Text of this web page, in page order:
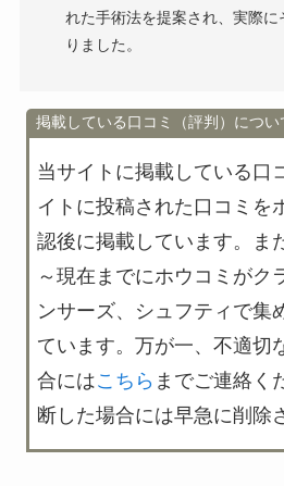
れた手術法を提案され、実際に
りました。
掲載している口コミ（評判）につい
当サイトに掲載している口
イトに投稿された口コミを
認後に掲載 しています。ま
～現在までにホウコミがク
ンサーズ、シュフティで集
ています。万が一、不適切
合にはこちら までご連絡く
断した場合には早急に削除